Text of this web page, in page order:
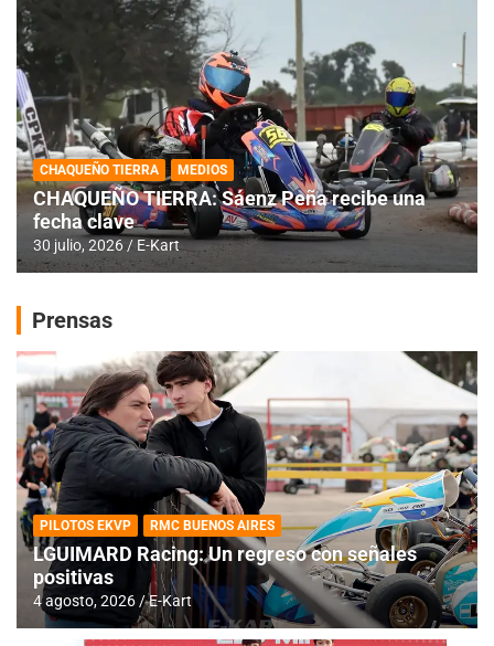
CHAQUEÑO TIERRA MEDIOS
CHAQUEÑO TIERRA: Sáenz Peña recibe una
fecha clave
30 julio, 2026 E-Kart
Prensas
PILOTOS EKVP RMC BUENOS AIRES
LGUIMARD Racing: Un regreso con señales
positivas
4 agosto, 2026 E-Kart